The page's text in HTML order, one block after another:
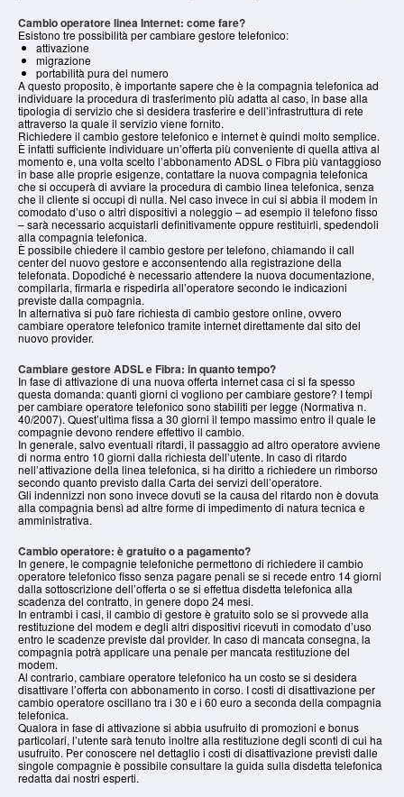
Cambio operatore linea Internet: come fare?
Esistono tre possibilità per cambiare gestore telefonico:
attivazione
migrazione
portabilità pura del numero
A questo proposito, è importante sapere che è la compagnia telefonica ad
individuare la procedura di trasferimento più adatta al caso, in base alla
tipologia di servizio che si desidera trasferire e dell’infrastruttura di rete
attraverso la quale il servizio viene fornito.
Richiedere il cambio gestore telefonico e internet è quindi molto semplice.
È infatti sufficiente individuare un’offerta più conveniente di quella attiva al
momento e, una volta scelto l’abbonamento ADSL o Fibra più vantaggioso
in base alle proprie esigenze, contattare la nuova compagnia telefonica
che si occuperà di avviare la procedura di cambio linea telefonica, senza
che il cliente si occupi di nulla. Nel caso invece in cui si abbia il modem in
comodato d’uso o altri dispositivi a noleggio – ad esempio il telefono fisso
– sarà necessario acquistarli definitivamente oppure restituirli, spedendoli
alla compagnia telefonica.
È possibile chiedere il cambio gestore per telefono, chiamando il call
center del nuovo gestore e acconsentendo alla registrazione della
telefonata. Dopodiché è necessario attendere la nuova documentazione,
compilarla, firmarla e rispedirla all’operatore secondo le indicazioni
previste dalla compagnia.
In alternativa si può fare richiesta di cambio gestore online, ovvero
cambiare operatore telefonico tramite internet direttamente dal sito del
nuovo provider.
Cambiare gestore ADSL e Fibra: in quanto tempo?
In fase di attivazione di una nuova offerta internet casa ci si fa spesso
questa domanda: quanti giorni ci vogliono per cambiare gestore? I tempi
per cambiare operatore telefonico sono stabiliti per legge (Normativa n.
40/2007). Quest’ultima fissa a 30 giorni il tempo massimo entro il quale le
compagnie devono rendere effettivo il cambio.
In generale, salvo eventuali ritardi, il passaggio ad altro operatore avviene
di norma entro 10 giorni dalla richiesta dell’utente. In caso di ritardo
nell’attivazione della linea telefonica, si ha diritto a richiedere un rimborso
secondo quanto previsto dalla Carta dei servizi dell’operatore.
Gli indennizzi non sono invece dovuti se la causa del ritardo non è dovuta
alla compagnia bensì ad altre forme di impedimento di natura tecnica e
amministrativa.
Cambio operatore: è gratuito o a pagamento?
In genere, le compagnie telefoniche permettono di richiedere il cambio
operatore telefonico fisso senza pagare penali se si recede entro 14 giorni
dalla sottoscrizione dell’offerta o se si effettua disdetta telefonica alla
scadenza del contratto, in genere dopo 24 mesi.
In entrambi i casi, il cambio di gestore è gratuito solo se si provvede alla
restituzione del modem e degli altri dispositivi ricevuti in comodato d’uso
entro le scadenze previste dal provider. In caso di mancata consegna, la
compagnia potrà applicare una penale per mancata restituzione del
modem.
Al contrario, cambiare operatore telefonico ha un costo se si desidera
disattivare l’offerta con abbonamento in corso. I costi di disattivazione per
cambio operatore oscillano tra i 30 e i 60 euro a seconda della compagnia
telefonica.
Qualora in fase di attivazione si abbia usufruito di promozioni e bonus
particolari, l’utente sarà tenuto inoltre alla restituzione degli sconti di cui ha
usufruito. Per conoscere nel dettaglio i costi di disattivazione previsti dalle
singole compagnie è possibile consultare la guida sulla disdetta telefonica
redatta dai nostri esperti.